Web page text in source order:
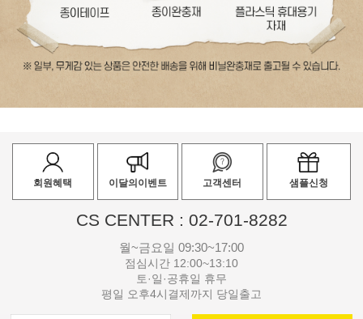
회원혜택 이달의이벤트 고객센터 샘플신청
CS CENTER : 02-701-8282
월~금요일 09:30~17:00
점심시간 12:00~13:10
토·일·공휴일 휴무
평일 오후4시결제까지 당일출고